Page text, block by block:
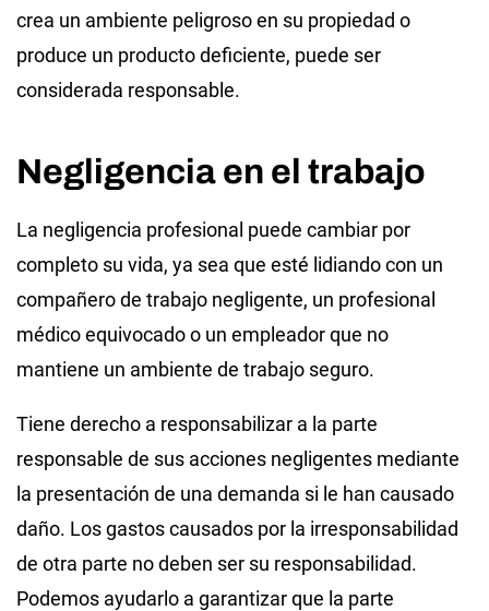
crea un ambiente peligroso en su propiedad o
produce un producto deficiente, puede ser
considerada responsable.
Negligencia en el trabajo
La negligencia profesional puede cambiar por
completo su vida, ya sea que esté lidiando con un
compañero de trabajo negligente, un profesional
médico equivocado o un empleador que no
mantiene un ambiente de trabajo seguro.
Tiene derecho a responsabilizar a la parte
responsable de sus acciones negligentes mediante
la presentación de una demanda si le han causado
daño. Los gastos causados ​​por la irresponsabilidad
de otra parte no deben ser su responsabilidad.
Podemos ayudarlo a garantizar que la parte